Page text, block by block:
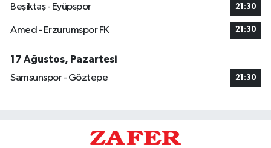
Beşiktaş - Eyüpspor 21:30
Amed - Erzurumspor FK 21:30
17 Ağustos, Pazartesi
Samsunspor - Göztepe
21:30